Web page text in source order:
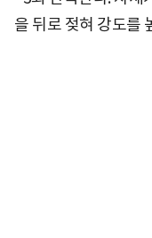
을 뒤로 젖혀 강도를